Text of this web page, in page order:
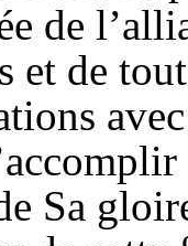
de
et de
Sa